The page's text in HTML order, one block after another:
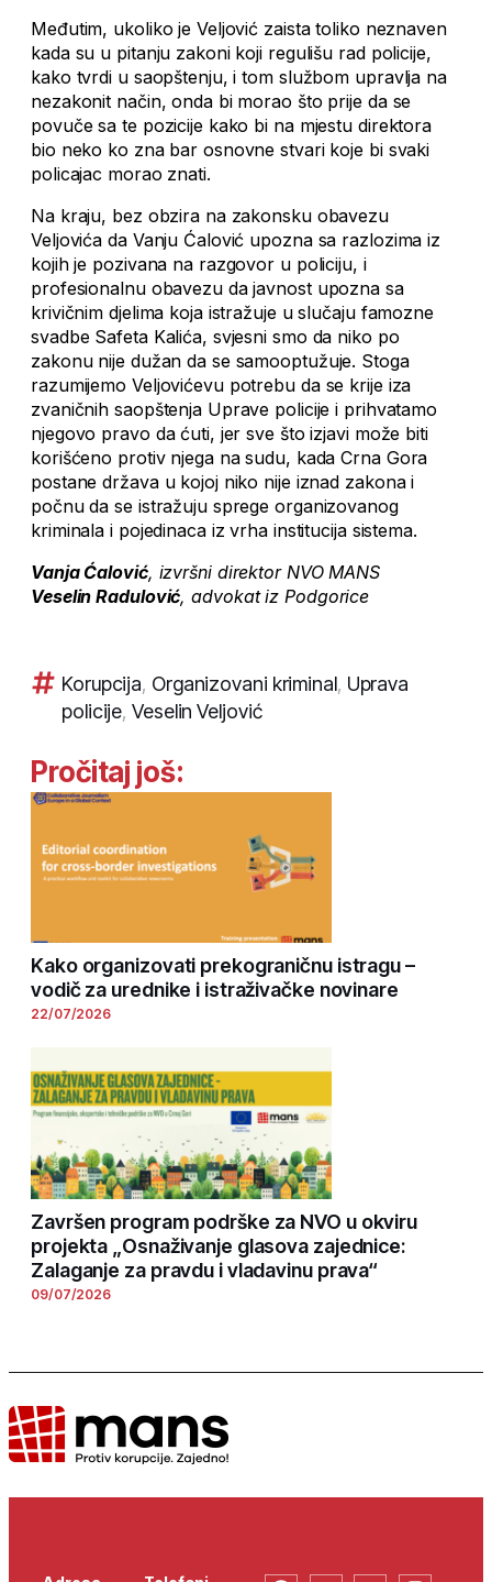
Međutim, ukoliko je Veljović zaista toliko neznaven
kada su u pitanju zakoni koji regulišu rad policije,
kako tvrdi u saopštenju, i tom službom upravlja na
nezakonit način, onda bi morao što prije da se
povuče sa te pozicije kako bi na mjestu direktora
bio neko ko zna bar osnovne stvari koje bi svaki
policajac morao znati.
Na kraju, bez obzira na zakonsku obavezu
Veljovića da Vanju Ćalović upozna sa razlozima iz
kojih je pozivana na razgovor u policiju, i
profesionalnu obavezu da javnost upozna sa
krivičnim djelima koja istražuje u slučaju famozne
svadbe Safeta Kalića, svjesni smo da niko po
zakonu nije dužan da se samooptužuje. Stoga
razumijemo Veljovićevu potrebu da se krije iza
zvaničnih saopštenja Uprave policije i prihvatamo
njegovo pravo da ćuti, jer sve što izjavi može biti
korišćeno protiv njega na sudu, kada Crna Gora
postane država u kojoj niko nije iznad zakona i
počnu da se istražuju sprege organizovanog
kriminala i pojedinaca iz vrha institucija sistema.
Vanja Ćalović, izvršni direktor NVO MANS
Veselin Radulović, advokat iz Podgorice
Korupcija, Organizovani kriminal, Uprava
policije,Veselin Veljović
Pročitaj još:
Kako organizovati prekograničnu istragu –
vodič za urednike i istraživačke novinare
22/07/2026
Završen program podrške za NVO u okviru
projekta „Osnaživanje glasova zajednice:
Zalaganje za pravdu i vladavinu prava“
09/07/2026